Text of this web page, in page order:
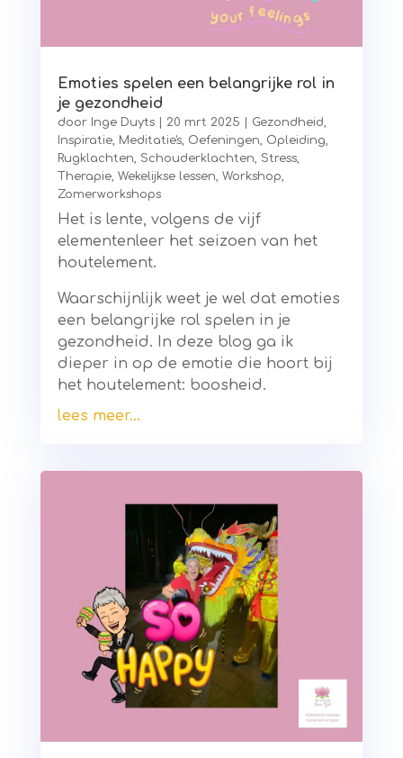
Emoties spelen een belangrijke rol in
je gezondheid
door Inge Duyts| 20 mrt 2025 Gezondheid,
Inspiratie, Meditatie's, Oefeningen, Opleiding,
Rugklachten, Schouderklachten, Stress,
Therapie, Wekelijkse lessen, Workshop,
Zomerworkshops
Het is lente, volgens de vijf
elementenleer het seizoen van het
houtelement.
Waarschijnlijk weet je wel dat emoties
een belangrijke rol spelen in je
gezondheid. In deze blog ga ik
dieper in op de emotie die hoort bij
het houtelement: boosheid.
lees meer...